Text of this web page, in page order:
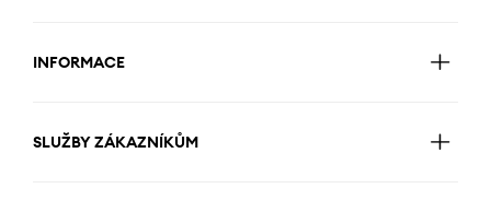
INFORMACE
SLUŽBY ZÁKAZNÍKŮM